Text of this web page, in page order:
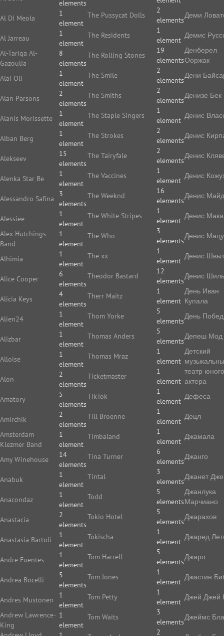
elements
Al Di Meola
1
element
Al Jarreau
1
element
Al-Tariqa Al-
Gazoulia
8
elements
Alai Oli
1
element
Alan Parsons
2
elements
Alanis Morissette
1
element
Alban Berg
1
element
Alekseev
15
elements
Alenka Star Be
1
element
Alessandro Safína
3
elements
Alessiee
1
element
Alex Hutchings
Band
1
element
Alhimia
1
element
Alice Cooper
6
elements
Alicia Keys
4
elements
Alien24
1
element
Alizbar
1
element
Alloise
1
element
Alon
2
elements
Amatory
5
elements
Amirchik
2
elements
Amsterdam
Klezmer Band
1
element
Amy Winehouse
14
elements
Anabuk
1
element
Anacondaz
1
element
Anastacia
2
elements
Anastasia Bartoli
1
element
Andre Fuentes
1
element
Andrea Bocelli
5
elements
Andres Mustonen
1
element
Andrew Lawrence-
King
1
element
The Pussycat Dolls
2
elements
The Residents
1
element
The Rolling Stones
19
elements
The Smile
2
elements
The Smiths
2
elements
The Staple Singers
1
element
The Strokes
2
elements
The Tairyfale
2
elements
The Vaccines
1
element
The Weeknd
16
elements
The White Stripes
1
element
The Who
3
elements
The xx
1
element
Theodor Bastard
12
elements
Therr Maitz
1
element
Thom Yorke
5
elements
Thomas Anders
5
elements
Thomas Mraz
1
element
Ticketmaster
1
element
TikTok
1
element
Till Broenne
1
element
Timbaland
1
element
Tina Turner
6
elements
Tintal
3
elements
Todd
5
elements
Tokio Hotel
5
elements
Tokischa
1
element
Tom Harrell
5
elements
Tom Jones
1
element
Tom Petty
1
element
Tom Waits
3
elements
2
Деми
Демис
Денберел
Ооржак
Дени
Денизе Бек
Денис
Денис
Денис
Денис
Денис
Денис
Денис
Денис
Денис
День Иван
Купала
День
Депеш Мод
Детский
театр юного
актера
Дефеса
Децл
Джамала
Джанго
Джанет
Джанлука
Марчиано
Джарахов
Джаред
Джаро
Джастин
Джей Джей
Джеймс